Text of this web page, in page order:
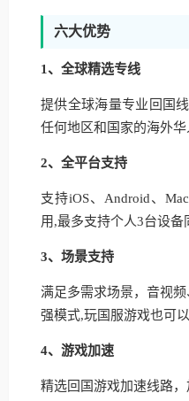
六大优势
1、全球精选专线
提供全球海量专业回国
任何地区和国家的海外
2、全平台支持
支持iOS、Android、
用,最多支持个人3台设备
3、场景支持
满足多需求场景，音视
强模式,玩国服游戏也可
4、游戏加速
精选回国游戏加速线路